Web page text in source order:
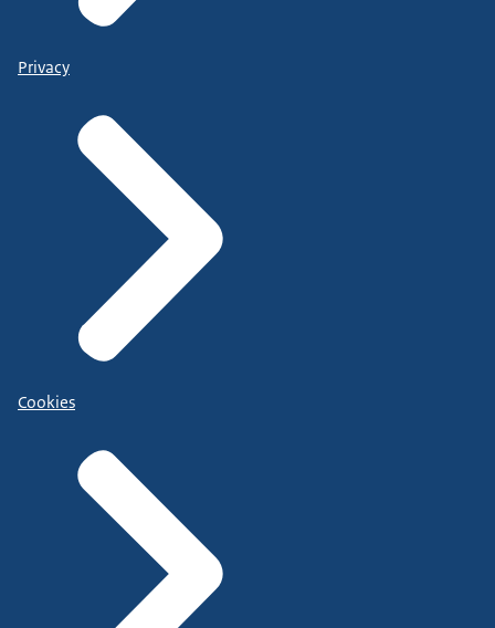
Privacy
Cookies